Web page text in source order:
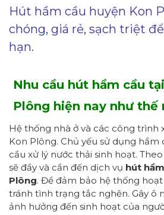
Hút hầm cầu huyện Kon
chóng, giá rẻ, sạch triệt
hạn.
Nhu cầu hút hầm cầu tại
Plông hiện nay như thế
Hệ thống nhà ở và các công trình
Kon Plông. Chủ yếu sử dụng
cầu xử lý nước thải sinh hoạt.
sẽ đầy và cần đến dịch vụ hút
Plông. Để đảm bảo hệ thống
tránh tình trạng tắc nghẽn. Gây ô
ảnh hưởng đến sinh hoạt của